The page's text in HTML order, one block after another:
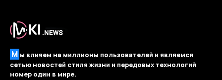
М ы влияем на миллионы пользователей и являемся
сетью новостей стиля жизни и передовых технологий
номер один в мире.